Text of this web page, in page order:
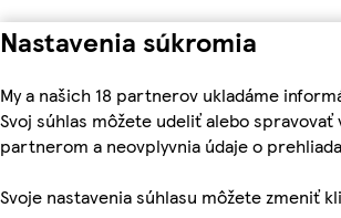
Nastavenia súkromia
My a našich 18 partnerov ukladáme
Svoj súhlas môžete udeliť alebo
partnerom a neovplyvnia údaje o
Svoje nastavenia súhlasu môžete zmeniť